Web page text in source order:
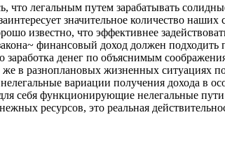
легальным путем зарабатывать
значительное количество
известно, что эффективнее
финансовый доход должен
денег по объяснимым
в разноплановых жизненных ситуациях
вариации получения дохода в
себя функционирующие нелегальные
ресурсов, это реальная